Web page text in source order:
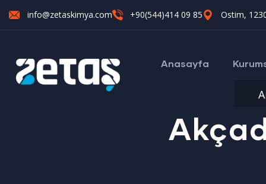
info@zetaskimya.com +90(544)414 09 85 Ostim,
Anasayfa